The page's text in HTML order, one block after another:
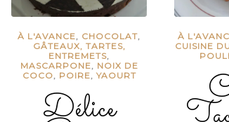
À L'AVANCE, CHOCOLAT,
GÂTEAUX, TARTES,
ENTREMETS,
MASCARPONE, NOIX DE
COCO, POIRE,YAOURT
Délice
À
CUISINE